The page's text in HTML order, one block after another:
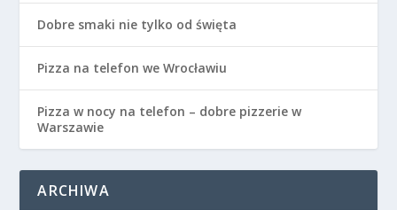
Dobre smaki nie tylko od święta
Pizza na telefon we Wrocławiu
Pizza w nocy na telefon – dobre pizzerie w
Warszawie
ARCHIWA